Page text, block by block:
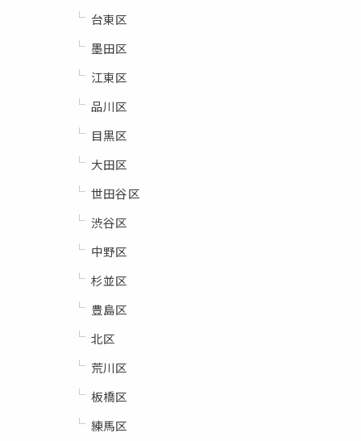
台東区
墨田区
江東区
品川区
目黒区
大田区
世田谷区
渋谷区
中野区
杉並区
豊島区
北区
荒川区
板橋区
練馬区